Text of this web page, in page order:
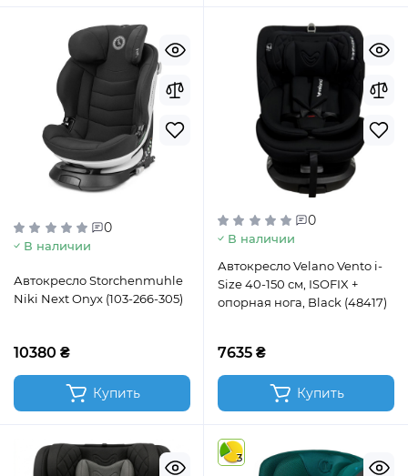
0
В наличии
Автокресло Storchenmuhle
Niki Next Onyx (103-266-305)
10380 ₴
Купить
0
В наличии
Автокресло Velano Vento i-
Size 40-150 см, ISOFIX +
опорная нога, Black (48417)
7635 ₴
Купить
3